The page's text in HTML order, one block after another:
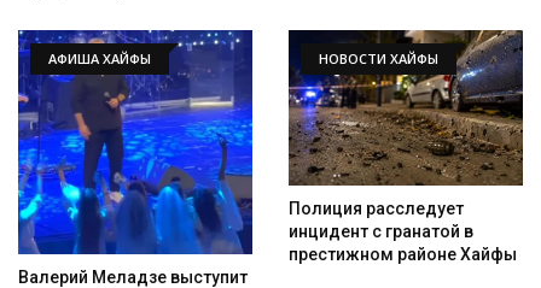
АФИША ХАЙФЫ
Валерий Меладзе выступит
НОВОСТИ ХАЙФЫ
Полиция расследует
инцидент с гранатой в
престижном районе Хайфы